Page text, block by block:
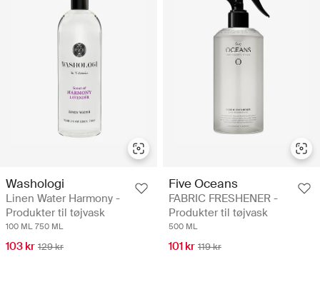
Washologi
Linen Water Harmony -
Produkter til tøjvask
100 ML 750 ML
103 kr 129 kr
Five Oceans
FABRIC FRESHENER -
Produkter til tøjvask
500 ML
101 kr 119 kr